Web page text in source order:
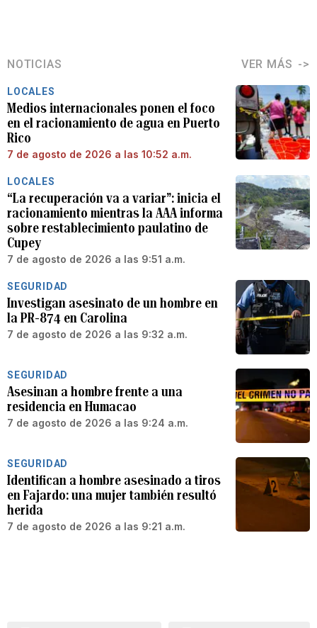
NOTICIAS VER MÁS
LOCALES
Medios internacionales ponen el foco
en el racionamiento de agua en Puerto
Rico
7 de agosto de 2026 a las 10:52 a.m.
LOCALES
“La recuperación va a variar”: inicia el
racionamiento mientras la AAA informa
sobre restablecimiento paulatino de
Cupey
7 de agosto de 2026 a las 9:51 a.m.
SEGURIDAD
Investigan asesinato de un hombre en
la PR-874 en Carolina
7 de agosto de 2026 a las 9:32 a.m.
SEGURIDAD
Asesinan a hombre frente a una
residencia en Humacao
7 de agosto de 2026 a las 9:24 a.m.
SEGURIDAD
Identifican a hombre asesinado a tiros
en Fajardo: una mujer también resultó
herida
7 de agosto de 2026 a las 9:21 a.m.